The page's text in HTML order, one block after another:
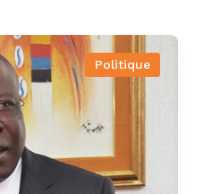
Politique